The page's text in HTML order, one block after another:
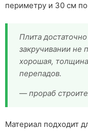
периметру и 30 см
Плита
закручивании не
хорошая,
перепадов.
— прораб
Материал подходит